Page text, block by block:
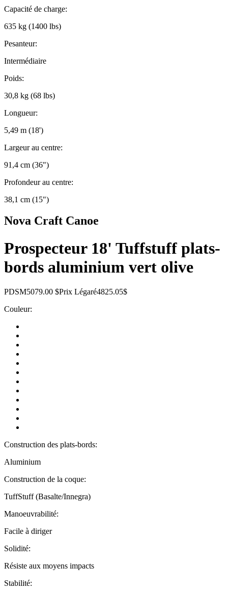
Capacité de charge:
635 kg (1400 lbs)
Pesanteur:
Intermédiaire
Poids:
30,8 kg (68 lbs)
Longueur:
5,49 m (18')
Largeur au centre:
91,4 cm (36")
Profondeur au centre:
38,1 cm (15")
Nova Craft Canoe
Prospecteur 18' Tuffstuff plats-
bords aluminium vert olive
PDSM5079.00 $Prix Légaré4825.05$
Couleur:
Construction des plats-bords:
Aluminium
Construction de la coque:
TuffStuff (Basalte/Innegra)
Manoeuvrabilité:
Facile à diriger
Solidité:
Résiste aux moyens impacts
Stabilité: